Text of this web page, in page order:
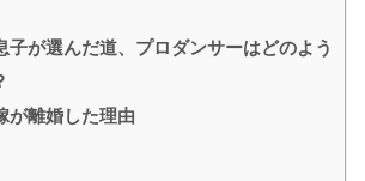
子が選んだ道、プロダンサーはどのよう
が離婚した理由